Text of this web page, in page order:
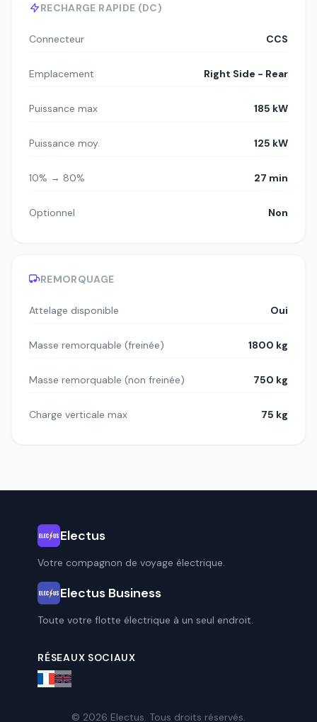
RECHARGE RAPIDE (DC)
Connecteur CCS
Emplacement Right Side - Rear
Puissance max 185 kW
Puissance moy. 125 kW
10% → 80% 27 min
Optionnel Non
REMORQUAGE
Attelage disponible Oui
Masse remorquable (freinée) 1800 kg
Masse remorquable (non freinée) 750 kg
Charge verticale max 75 kg
Electus
Votre compagnon de voyage électrique.
Electus Business
Toute votre flotte électrique à un seul endroit.
RÉSEAUX SOCIAUX
© 2026 Electus. Tous droits réservés.